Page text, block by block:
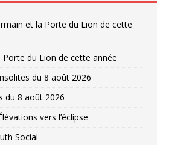
et la Porte du Lion de cette
Porte du Lion de cette année
du 8 août 2026
du 8 août 2026
vers l’éclipse
Social